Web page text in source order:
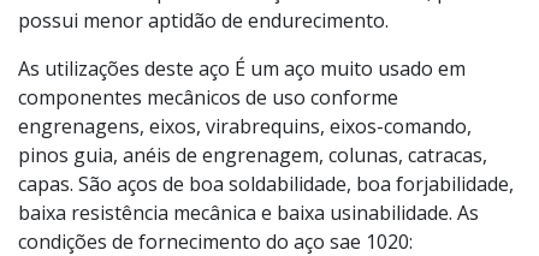
possui menor aptidão de endurecimento.
As utilizações deste aço É um aço muito usado em
componentes mecânicos de uso conforme
engrenagens, eixos, virabrequins, eixos-comando,
pinos guia, anéis de engrenagem, colunas, catracas,
capas. São aços de boa soldabilidade, boa forjabilidade,
baixa resistência mecânica e baixa usinabilidade. As
condições de fornecimento do aço sae 1020: